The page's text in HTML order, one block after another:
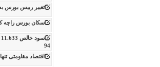
تغییر رییس بورس
سکان بورس راچه
94
اقتصاد مقاومتی